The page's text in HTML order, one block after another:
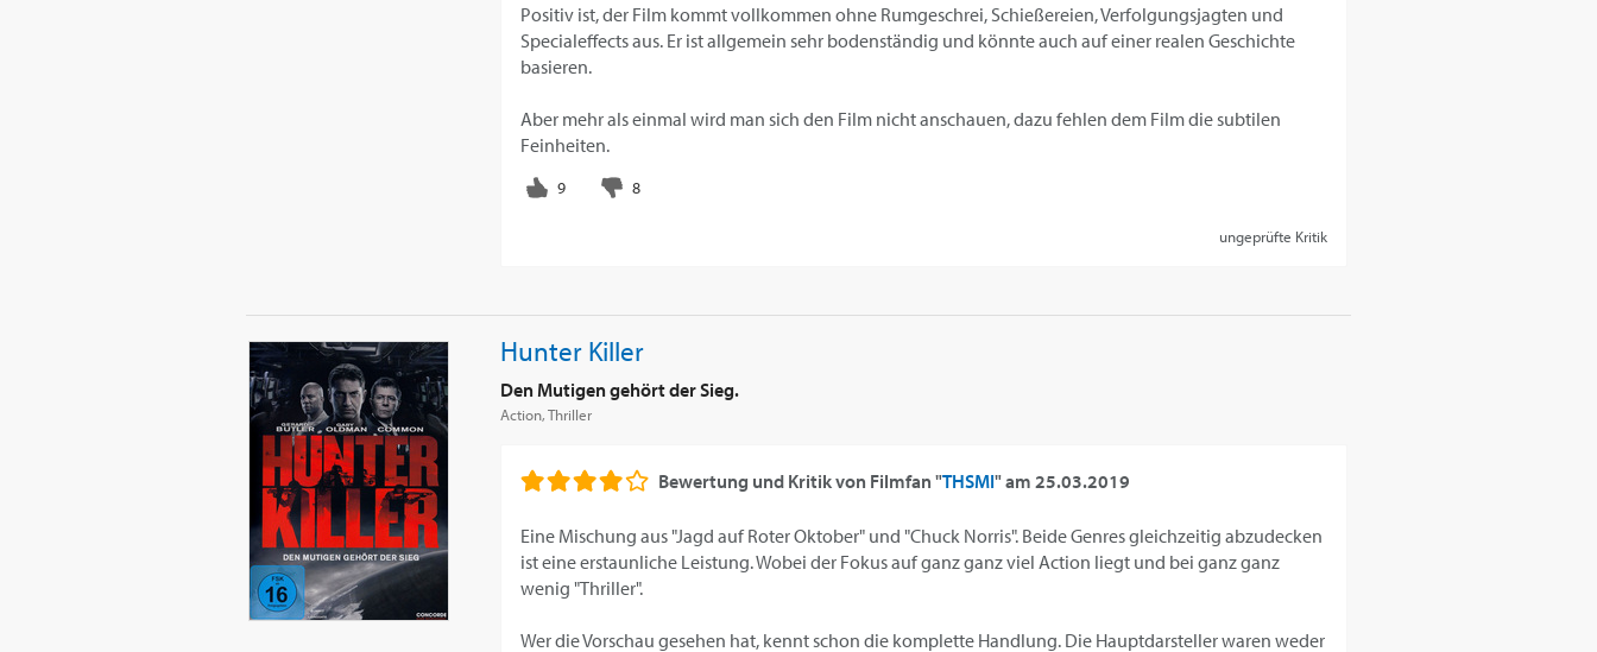
Positiv ist, der Film kommt vollkommen ohne Rumgeschrei, Schießereien, Verfolgungsjagten und
Specialeffects aus. Er ist allgemein sehr bodenständig und könnte auch auf einer realen Geschichte
basieren.
Aber mehr als einmal wird man sich den Film nicht anschauen, dazu fehlen dem Film die subtilen
Feinheiten.
ungeprüfte Kritik
Hunter Killer
Den Mutigen gehört der Sieg.
Action, Thriller
Bewertung und Kritik von Filmfan "THSMI"am25.03.2019
Eine Mischung aus "Jagd auf Roter Oktober" und "Chuck Norris". Beide Genres gleichzeitig abzudecken
ist eine erstaunliche Leistung. Wobei der Fokus auf ganz ganz viel Action liegt und bei ganz ganz
wenig "Thriller".
Wer die Vorschau gesehen hat, kennt schon die komplette Handlung. Die Hauptdarsteller waren weder